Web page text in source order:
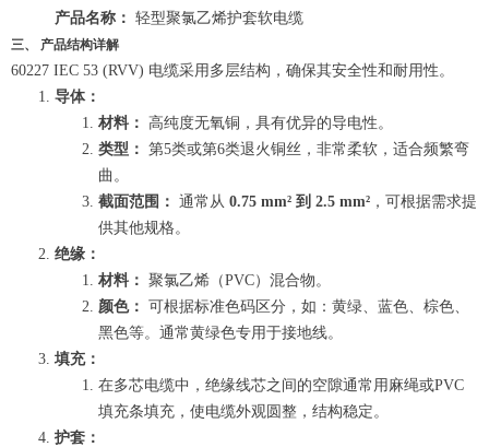
产品名称： 轻型聚氯乙烯护套软电缆
三、 产品结构详解
60227 IEC 53 (RVV) 电缆采用多层结构，确保其安全性和耐用性。
导体：
材料：
高纯度无氧铜，具有优异的导电性。
类型： 第5类或第6类退火铜丝，非常柔软，适合频繁弯
曲。
截面范围： 通常从 0.75 mm² 到 2.5 mm² ，可根据需求提
供其他规格。
绝缘：
材料： 聚氯乙烯（PVC）混合物。
颜色： 可根据标准色码区分，如：黄绿、蓝色、棕色、
黑色等。通常黄绿色专用于接地线。
填充：
在多芯电缆中，绝缘线芯之间的空隙通常用麻绳或PVC
填充条填充，使电缆外观圆整，结构稳定。
护套：